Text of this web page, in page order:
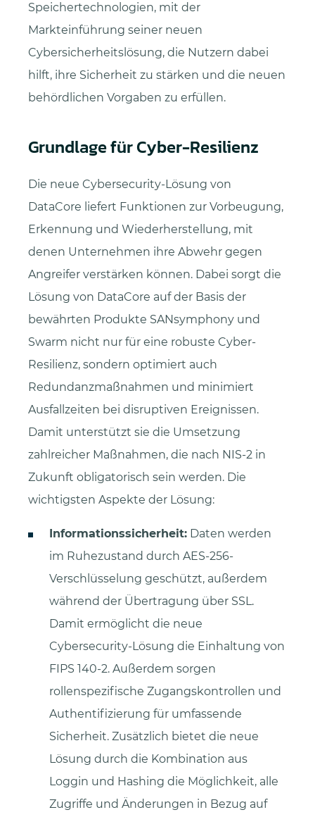
Speichertechnologien, mit der
Markteinführung seiner neuen
Cybersicherheitslösung, die Nutzern dabei
hilft, ihre Sicherheit zu stärken und die neuen
behördlichen Vorgaben zu erfüllen.
Grundlage für Cyber-Resilienz
Die neue Cybersecurity-Lösung von
DataCore liefert Funktionen zur Vorbeugung,
Erkennung und Wiederherstellung, mit
denen Unternehmen ihre Abwehr gegen
Angreifer verstärken können. Dabei sorgt die
Lösung von DataCore auf der Basis der
bewährten Produkte SANsymphony und
Swarm nicht nur für eine robuste Cyber-
Resilienz, sondern optimiert auch
Redundanzmaßnahmen und minimiert
Ausfallzeiten bei disruptiven Ereignissen.
Damit unterstützt sie die Umsetzung
zahlreicher Maßnahmen, die nach NIS-2 in
Zukunft obligatorisch sein werden. Die
wichtigsten Aspekte der Lösung:
Informationssicherheit: Daten werden
im Ruhezustand durch AES-256-
Verschlüsselung geschützt, außerdem
während der Übertragung über SSL.
Damit ermöglicht die neue
Cybersecurity-Lösung die Einhaltung von
FIPS 140-2. Außerdem sorgen
rollenspezifische Zugangskontrollen und
Authentifizierung für umfassende
Sicherheit. Zusätzlich bietet die neue
Lösung durch die Kombination aus
Loggin und Hashing die Möglichkeit, alle
Zugriffe und Änderungen in Bezug auf